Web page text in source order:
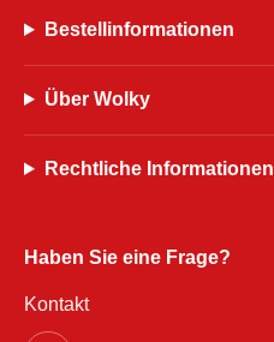
Bestellinformationen
Über Wolky
Rechtliche Informationen
Haben Sie eine Frage?
Kontakt